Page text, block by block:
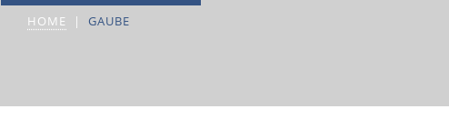
HOME GAUBE